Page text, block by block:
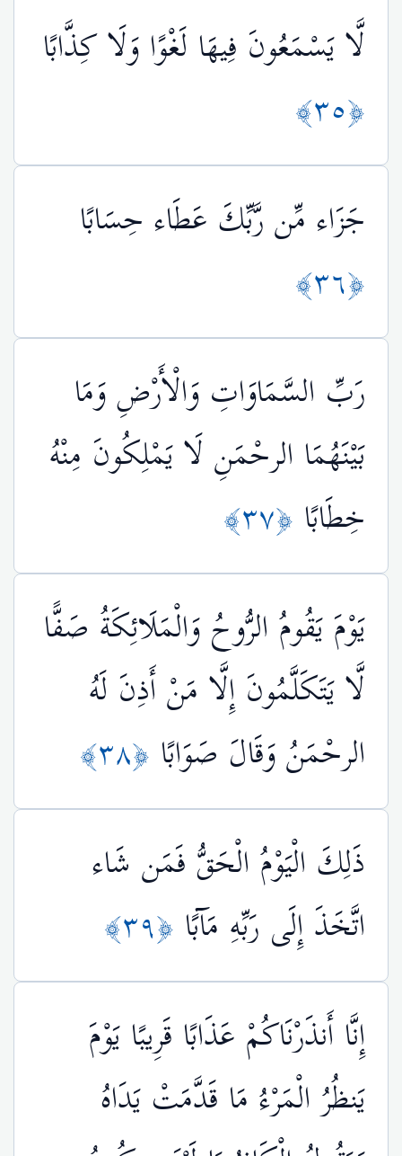
لَّا يَسْمَعُونَ فِيهَا لَغْوًا وَلَا كِذَّابًا
﴿٣٥﴾
جَزَاء مِّن رَّبِّكَ عَطَاء حِسَابًا
﴿٣٦﴾
رَبِّ السَّمَاوَاتِ وَالْأَرْضِ وَمَا
بَيْنَهُمَا الرحْمَنِ لَا يَمْلِكُونَ مِنْهُ
خِطَابًا ﴿٣٧﴾
يَوْمَ يَقُومُ الرُّوحُ وَالْمَلَائِكَةُ صَفًّا
لَّا يَتَكَلَّمُونَ إِلَّا مَنْ أَذِنَ لَهُ
الرحْمَنُ وَقَالَ صَوَابًا ﴿٣٨﴾
ذَلِكَ الْيَوْمُ الْحَقُّ فَمَن شَاء
اتَّخَذَ إِلَى رَبِّهِ مَآبًا ﴿٣٩﴾
إِنَّا أَنذَرْنَاكُمْ عَذَابًا قَرِيبًا يَوْمَ
يَنظُرُ الْمَرْءُ مَا قَدَّمَتْ يَدَاهُ